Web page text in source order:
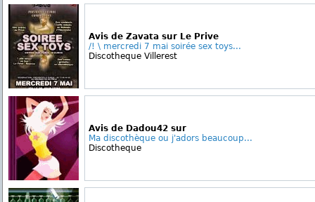
Avis de Zavata sur Le Prive
/! \ mercredi 7 mai soirée sex toys...
Discotheque Villerest
Avis de Dadou42 sur
Ma discothèque ou j'adors beaucoup...
Discotheque